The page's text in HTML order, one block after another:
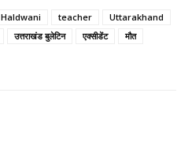
Haldwani teacher
Uttarakhand
उत्तराखंड बुलेटिन एक्सीडेंट
मौत